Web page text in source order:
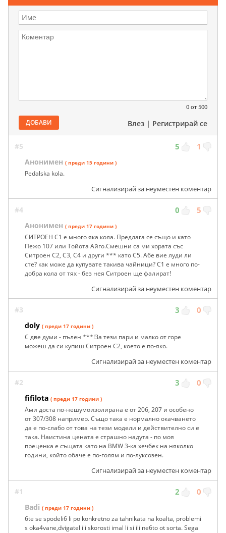
0 от 500
ДОБАВИ Влез | Регистрирай се
#5 5 1
Анонимен ( преди 15 години )
Pedalska kola.
Сигнализирай за неуместен коментар
#4 0 5
Анонимен ( преди 17 години )
СИТРОЕН С1 е много яка кола. Предлага се също и като
Пежо 107 или Тойота Айго.Смешни са ми хората със
Ситроен С2, С3, С4 и други *** като С5. Абе вие луди ли
сте? как може да купувате такива чайници? С1 е много по-
добра кола от тях - без нея Ситроен ще фалират!
Сигнализирай за неуместен коментар
#3 3 0
doly ( преди 17 години )
С две думи - пълен ***!За тези пари и малко от горе
можеш да си купиш Ситроен С2, което е по-яко.
Сигнализирай за неуместен коментар
#2 3 0
fifilota ( преди 17 години )
Ами доста по-нешумоизолирана е от 206, 207 и особено
от 307/308 например. Също така е нормално окачването
да е по-слабо от това на тези модели и действително си е
така. Наистина цената е страшно надута - по моя
преценка е същата като на BMW 3-ка хечбек на няколко
години, който обаче е по-голям и по-луксозен.
Сигнализирай за неуместен коментар
#1 2 0
Badi ( преди 17 години )
6te se spodeli6 li po konkretno za tahnikata na koalta, problemi
s oka4vane,dvigatel ili skorosti imal li si ili ne6to ot sorta. Sega